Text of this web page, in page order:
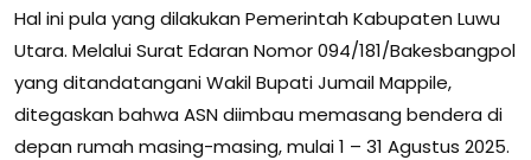
Hal ini pula yang dilakukan Pemerintah Kabupaten Luwu
Utara. Melalui Surat Edaran Nomor 094/181/Bakesbangpol
yang ditandatangani Wakil Bupati Jumail Mappile,
ditegaskan bahwa ASN diimbau memasang bendera di
depan rumah masing-masing, mulai 1 – 31 Agustus 2025.